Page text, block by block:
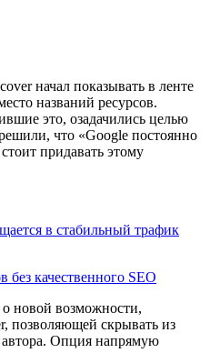
начал показывать в ленте
названий ресурсов.
это, озадачились целью
что «Google постоянно
придавать этому
в стабильный трафик
без качественного SEO
новой возможности,
позволяющей скрывать из
автора. Опция напрямую